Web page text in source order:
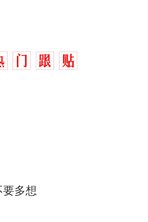
多想
的女孩，因老师一句“跟我回家”
国怕什么？